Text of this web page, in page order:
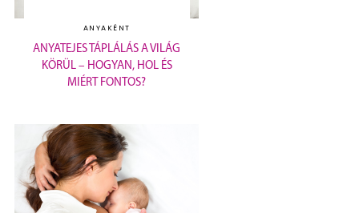
ANYAKÉNT
ANYATEJES TÁPLÁLÁS A VILÁG
KÖRÜL – HOGYAN, HOL ÉS
MIÉRT FONTOS?